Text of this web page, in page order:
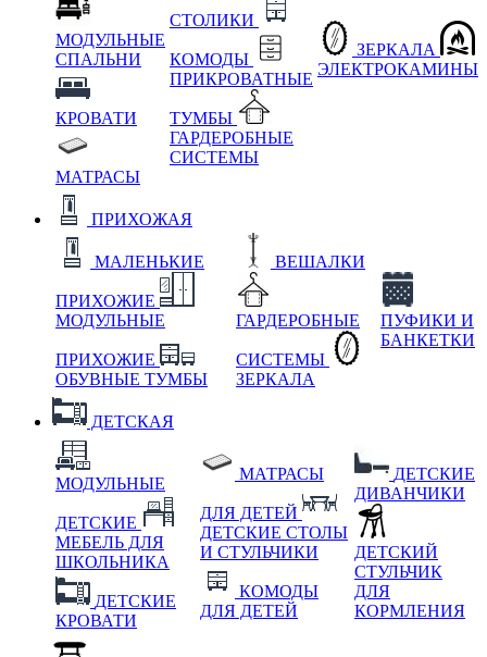
МОДУЛЬНЫЕ
СПАЛЬНИ
КРОВАТИ
МАТРАСЫ
СТОЛИКИ
КОМОДЫ
ПРИКРОВАТНЫЕ
ТУМБЫ
ГАРДЕРОБНЫЕ
СИСТЕМЫ
ЗЕРКАЛА
ЭЛЕКТРОКАМИНЫ
ПРИХОЖАЯ
МАЛЕНЬКИЕ
ПРИХОЖИЕ
МОДУЛЬНЫЕ
ПРИХОЖИЕ
ОБУВНЫЕ ТУМБЫ
ВЕШАЛКИ
ГАРДЕРОБНЫЕ
СИСТЕМЫ
ЗЕРКАЛА
ПУФИКИ И
БАНКЕТКИ
ДЕТСКАЯ
МОДУЛЬНЫЕ
ДЕТСКИЕ
МЕБЕЛЬ ДЛЯ
ШКОЛЬНИКА
ДЕТСКИЕ
КРОВАТИ
МАТРАСЫ
ДЛЯ ДЕТЕЙ
ДЕТСКИЕ СТОЛЫ
И СТУЛЬЧИКИ
КОМОДЫ
ДЛЯ ДЕТЕЙ
ДЕТСКИЕ
ДИВАНЧИКИ
ДЕТСКИЙ
СТУЛЬЧИК
ДЛЯ
КОРМЛЕНИЯ